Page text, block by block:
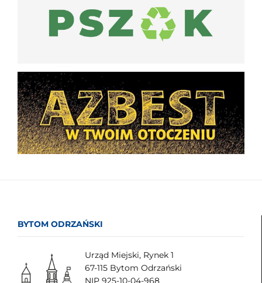
BYTOM ODRZAŃSKI
Urząd Miejski, Rynek 1
67-115 Bytom Odrzański
NIP 925-10-04-968